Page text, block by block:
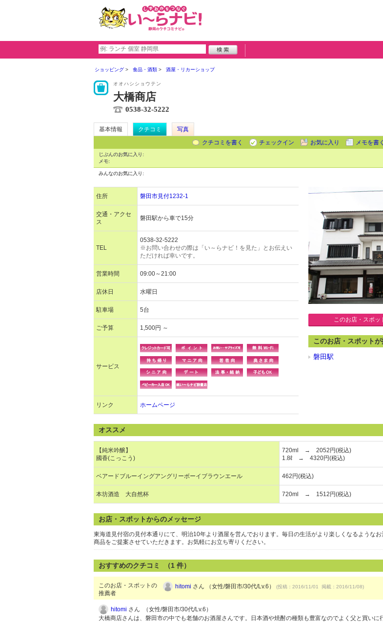
ショッピング 食品・酒類 酒屋・リカーショップ
オオハシショウテン
大橋商店
0538-32-5222
基本情報 クチコミ
写真
クチコミを書く
チェックイン お気に入り メモを書く
じぶんのお気に入り:
メモ:
みんなのお気に入り:
住所 磐田市見付1232-1
交通・アクセ
ス
磐田駅から車で15分
TEL
0538-32-5222
※お問い合わせの際は「い～らナビ！を見た」とお伝えい
ただければ幸いです。
営業時間 09:00～21:00
店休日 水曜日
駐車場 5台
ご予算 1,500円 ～
サービス
リンク ホームページ
このお店・スポッ
このお店・スポット
磐田駅
オススメ
【純米吟醸】
國香(こっこう)
720ml → 2052円(税込)
1.8ℓ → 4320円(税込)
ベアードブルーイングアングリーボーイブラウンエール 462円(税込)
本坊酒造 大自然杯 720ml → 1512円(税込)
お店・スポットからのメッセージ
東海道見付宿の見付本通りにて、明治10年より酒屋を営んでおります。毎日の生活がより楽しくなるような
商品をご提案させていただきます。お気軽にお立ち寄りください。
おすすめのクチコミ （1 件）
このお店・スポットの
推薦者
hitomi さん （女性/磐田市/30代/Lv.6） (投稿：2016/11/01 掲載：2016/11/08)
hitomi さん （女性/磐田市/30代/Lv.6）
大橋商店さんは、磐田市の中でも老舗のお酒屋さんです。日本酒や焼酎の種類も豊富なのでよく父と買いに